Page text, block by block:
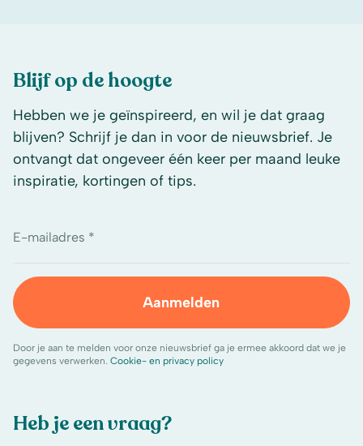
Heb je een vraag?
Blijf op de hoogte
Hebben we je geïnspireerd, en wil je dat graag
blijven? Schrijf je dan in voor de nieuwsbrief. Je
ontvangt dat ongeveer één keer per maand leuke
inspiratie, kortingen of tips.
E-mailadres *
Aanmelden
Door je aan te melden voor onze nieuwsbrief ga je ermee akkoord dat we je
gegevens verwerken. Cookie- en privacy policy